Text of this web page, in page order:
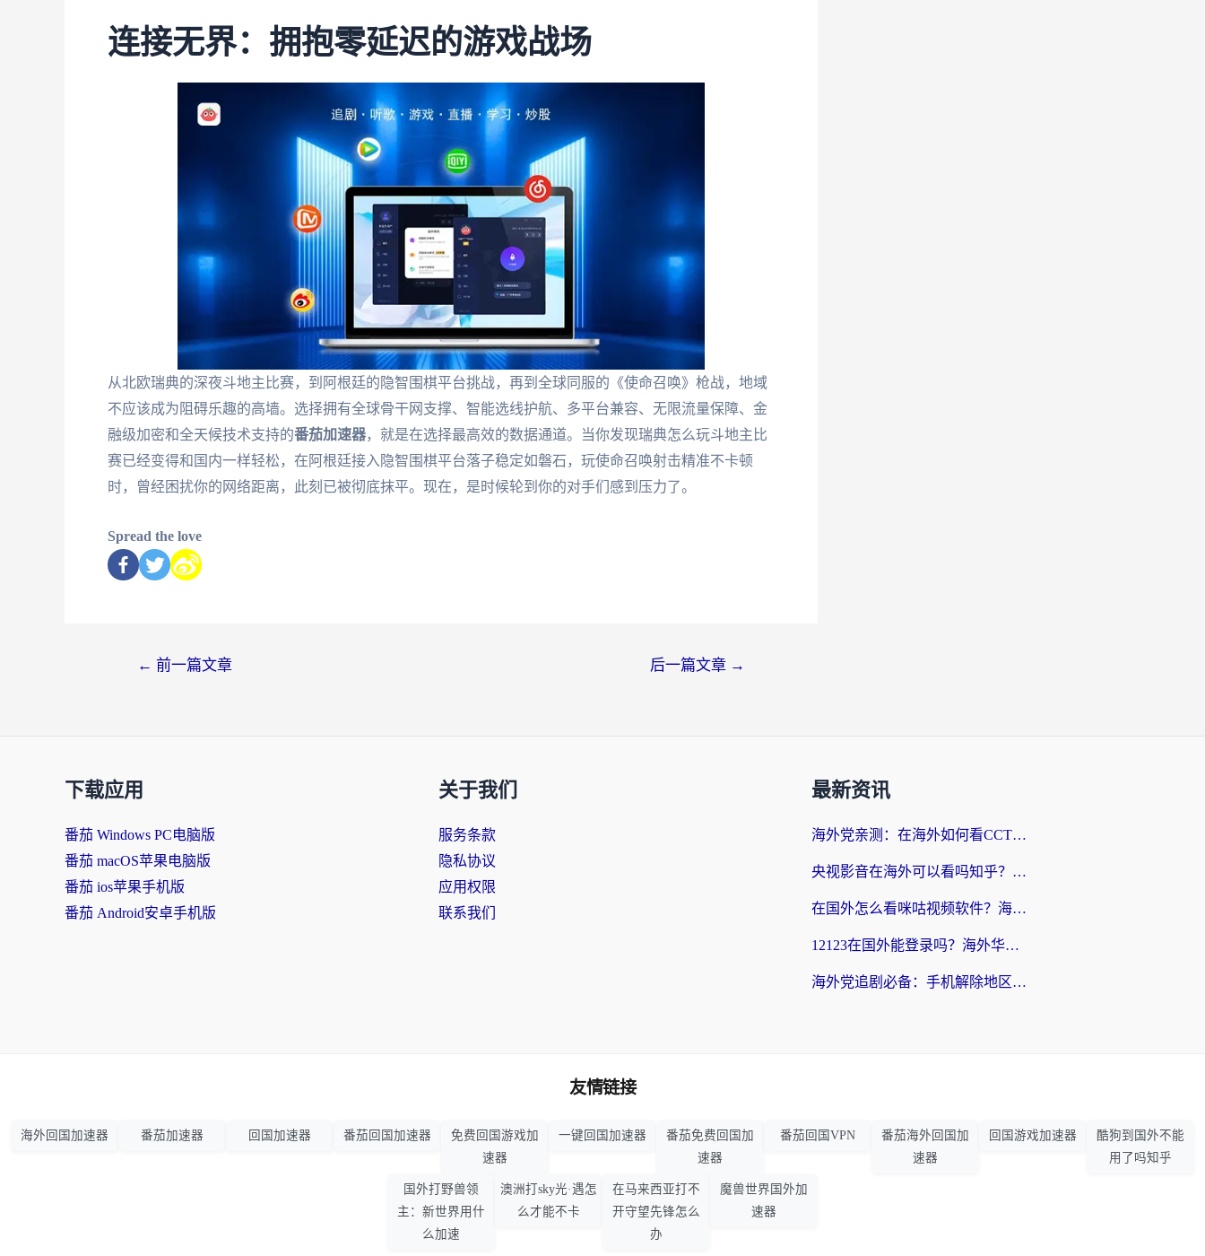
连接无界：拥抱零延迟的游戏战场
从北欧瑞典的深夜斗地主比赛，到阿根廷的隐智围棋平台挑战，再到全球同服的《使命召唤》枪战，地域
不应该成为阻碍乐趣的高墙。选择拥有全球骨干网支撑、智能选线护航、多平台兼容、无限流量保障、金
融级加密和全天候技术支持的番茄加速器，就是在选择最高效的数据通道。当你发现瑞典怎么玩斗地主比
赛已经变得和国内一样轻松，在阿根廷接入隐智围棋平台落子稳定如磐石，玩使命召唤射击精准不卡顿
时，曾经困扰你的网络距离，此刻已被彻底抹平。现在，是时候轮到你的对手们感到压力了。
Spread the love
← 前一篇文章 后一篇文章 →
下载应用
番茄 Windows PC电脑版
番茄 macOS苹果电脑版
番茄 ios苹果手机版
番茄 Android安卓手机版
关于我们
服务条款
隐私协议
应用权限
联系我们
最新资讯
海外党亲测：在海外如何看CCTV？告别“仅限大陆播放”的实用指南
央视影音在海外可以看吗知乎？留学生亲测：3步解决地域限制+追剧自由
在国外怎么看咪咕视频软件？海外党亲测有效的回国加速方案
12123在国外能登录吗？海外华人必看的回国加速实用指南
海外党追剧必备：手机解除地区限制app怎么选？解决央视视频&国内剧地区限制全指南
友情链接
海外回国加速器 番茄加速器 回国加速器 番茄回国加速器
免费回国游戏加
速器
一键回国加速器
番茄免费回国加
速器
番茄回国VPN
番茄海外回国加
速器
回国游戏加速器
酷狗到国外不能
用了吗知乎
国外打野兽领
主：新世界用什
么加速
澳洲打sky光·遇怎
么才能不卡
在马来西亚打不
开守望先锋怎么
办
魔兽世界国外加
速器